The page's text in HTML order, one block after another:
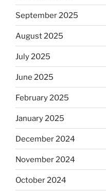
September 2025
August 2025
July 2025
June 2025
February 2025
January 2025
December 2024
November 2024
October 2024